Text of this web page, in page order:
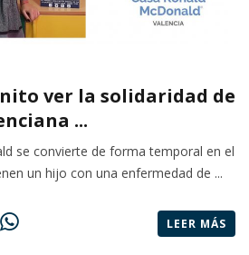
ver la solidaridad de
...
se convierte de forma temporal en el
un hijo con una enfermedad de ...
LEER MÁS